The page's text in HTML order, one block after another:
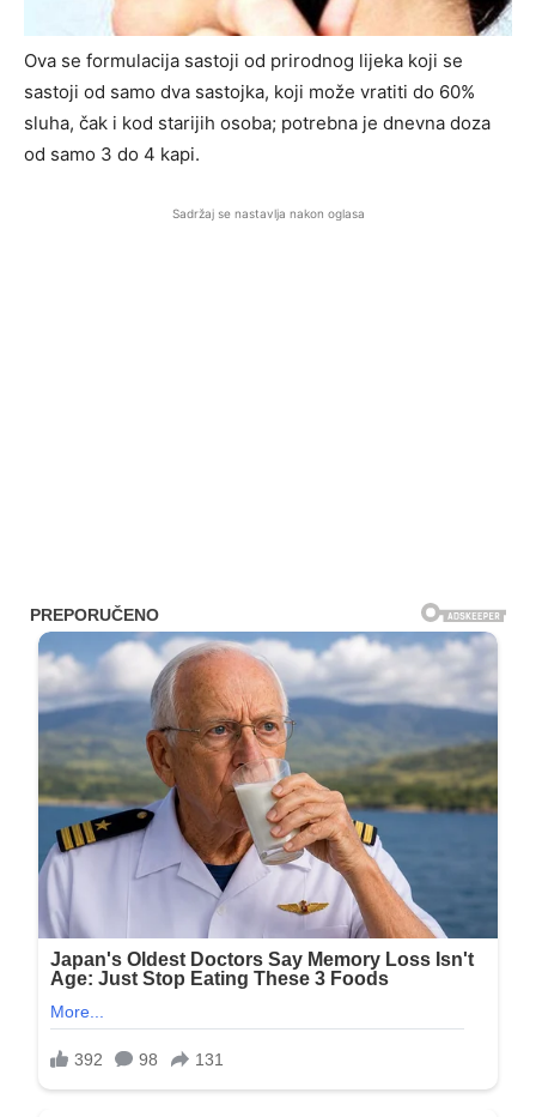
Ova se formulacija sastoji od prirodnog lijeka koji se
sastoji od samo dva sastojka, koji može vratiti do 60%
sluha, čak i kod starijih osoba; potrebna je dnevna doza
od samo 3 do 4 kapi.
Sadržaj se nastavlja nakon oglasa